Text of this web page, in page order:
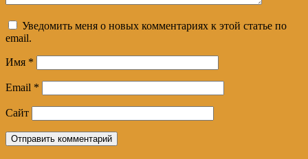
Уведомить меня о новых комментариях к этой статье по
email.
Имя *
Email *
Сайт